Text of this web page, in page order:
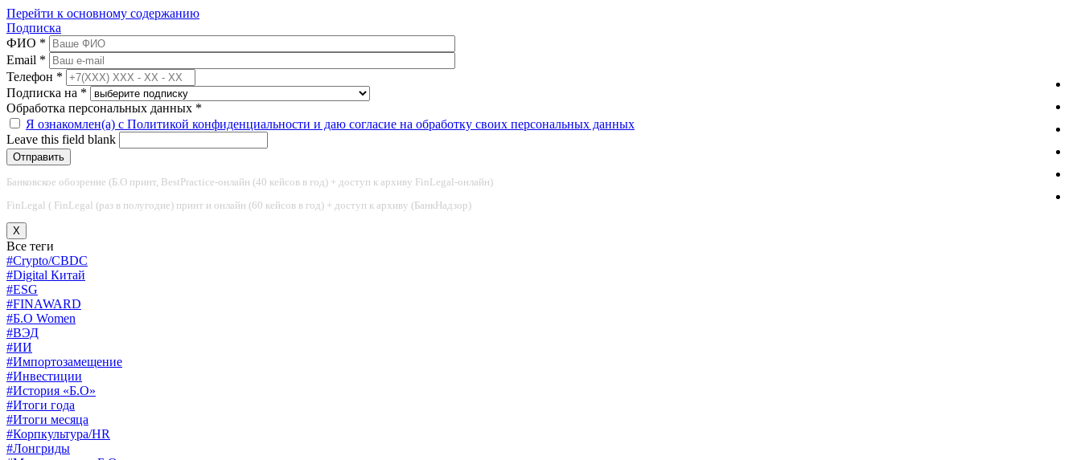
Перейти к основному содержанию
Подписка
ФИО *
Email *
Телефон *
Подписка на *
Обработка персональных данных *
Я ознакомлен(а) с Политикой конфиденциальности и даю согласие на обработку своих персональных данных
Leave this field blank
Банковское обозрение (Б.О принт, BestPractice-онлайн (40 кейсов в год) + доступ к архиву FinLegal-онлайн)
FinLegal ( FinLegal (раз в полугодие) принт и онлайн (60 кейсов в год) + доступ к архиву (БанкНадзор)
X
Все теги
#Crypto/CBDC
#Digital Китай
#ESG
#FINAWARD
#Б.О Women
#ВЭД
#ИИ
#Импортозамещение
#Инвестиции
#История «Б.О»
#Итоги года
#Итоги месяца
#Корпкультура/HR
#Лонгриды